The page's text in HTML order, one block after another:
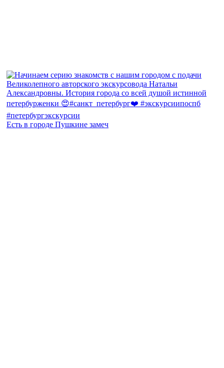
Есть в городе Пушкине замеч